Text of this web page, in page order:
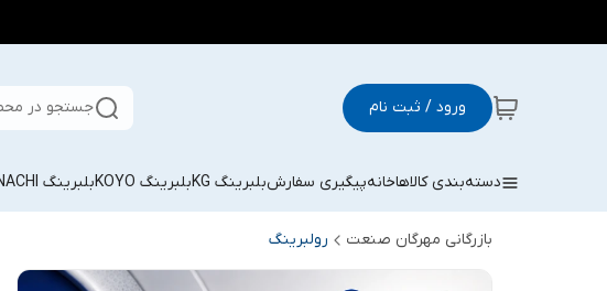
ورود / ثبت نام جستجو در
دسته‌بندی کالاهاخانهپیگیری سفارشبلبرینگ KG بلبرینگ KOYO بلبرینگ NACHI
بازرگانی مهرگان صنعت رولبرینگ